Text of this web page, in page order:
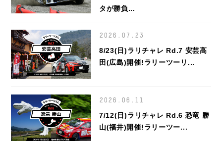
タが勝負...
2026.07.23
8/23(日)ラリチャレ Rd.7 安芸高
田(広島)開催!ラリーツーリ...
2026.06.11
7/12(日)ラリチャレ Rd.6 恐竜 勝
山(福井)開催!ラリーツー...